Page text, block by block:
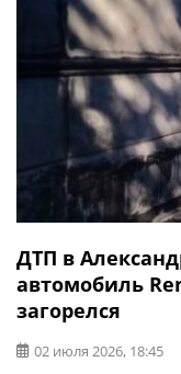
ДТП в
автомобиль
загорелся
02 июля 2026, 18:45